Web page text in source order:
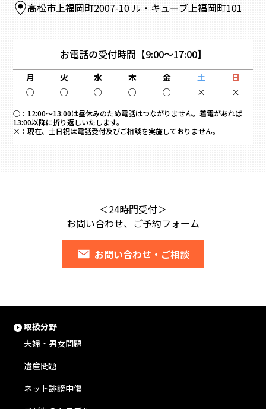
高松市上福岡町2007-10 ル・キューブ上福岡町101
お電話の受付時間 【9:00～17:00】
月 火 水 木 金 土
日
○
○ ○ ○ ○ × ×
○： 12:00～13:00は昼休みのため電話はつながりません。着電があれば
13:00以降に折り返しいたします。
×： 現在、土日祝は電話受付及びご相談を実施しておりません。
＜24時間受付＞
お問い合わせ、ご予約フォーム
お問い合わせ・ご相談
取扱分野
夫婦・男女問題
遺産問題
ネット誹謗中傷